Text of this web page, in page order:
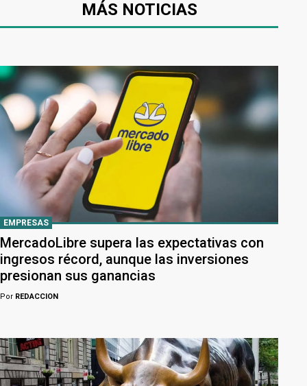
MÁS NOTICIAS
EMPRESAS
MercadoLibre supera las expectativas con
ingresos récord, aunque las inversiones
presionan sus ganancias
Por REDACCION